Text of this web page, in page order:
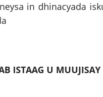
in dhinacyada
ISTAAG U